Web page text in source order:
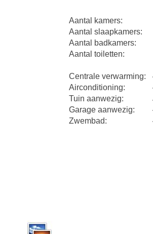
Aantal kamers:
Aantal slaapkamers:
Aantal badkamers:
Aantal toiletten:
Centrale verwarming:
Airconditioning:
Tuin aanwezig:
Garage aanwezig:
Zwembad: